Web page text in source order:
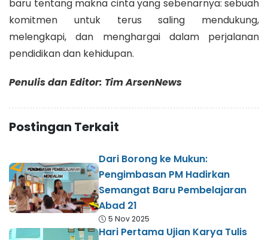
baru tentang makna cinta yang sebenarnya: sebuah
komitmen untuk terus saling mendukung,
melengkapi, dan menghargai dalam perjalanan
pendidikan dan kehidupan.
Penulis dan Editor: Tim ArsenNews
Postingan Terkait
Dari Borong ke Mukun:
Pengimbasan PM Hadirkan
Semangat Baru Pembelajaran
Abad 21
5 Nov 2025
Hari Pertama Ujian Karya Tulis